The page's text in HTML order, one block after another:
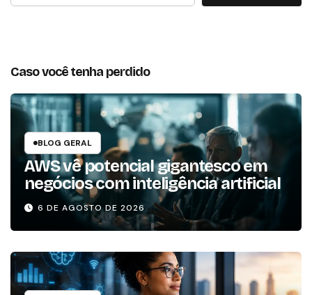
Caso você tenha perdido
BLOG GERAL
AWS vê potencial gigantesco em
negócios com inteligência artificial
6 DE AGOSTO DE 2026